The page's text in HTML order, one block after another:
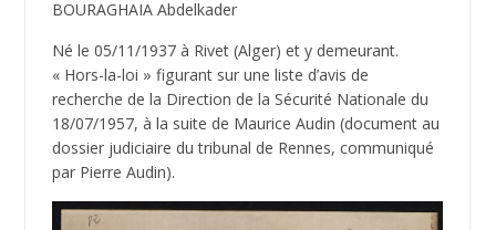
BOURAGHAIA Abdelkader
Né le 05/11/1937 à Rivet (Alger) et y demeurant.
« Hors-la-loi » figurant sur une liste d’avis de
recherche de la Direction de la Sécurité Nationale du
18/07/1957, à la suite de Maurice Audin (document au
dossier judiciaire du tribunal de Rennes, communiqué
par Pierre Audin).